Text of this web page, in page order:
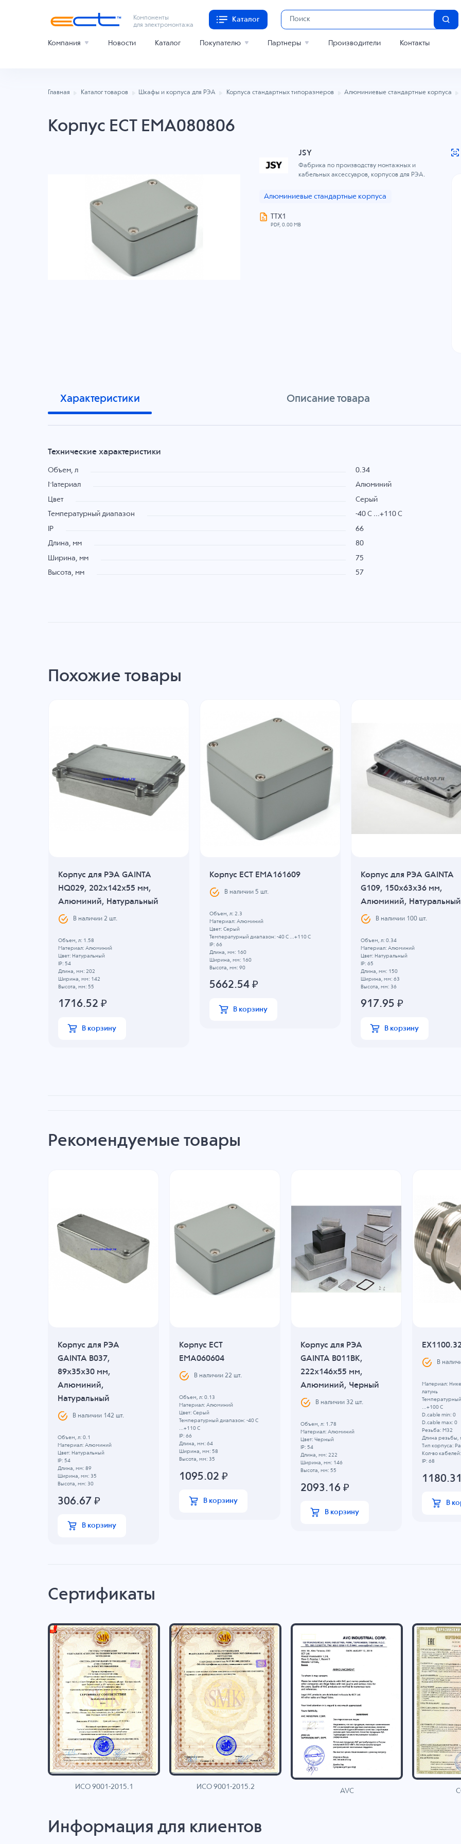
Компоненты
для электромонтажа
Каталог
Компания Новости Каталог Покупателю Партнеры Производители Контакты
Главная Каталог товаров Шкафы и корпуса для РЭА Корпуса стандартных типоразмеров Алюминиевые стандартные корпуса
Корпус ECT EMA080806
JSY
Фабрика по производству монтажных и
кабельных аксессуаров, корпусов для РЭА.
Алюминиевые стандартные корпуса
ТТХ1
PDF, 0.00 MB
Характеристики Описание товара
Технические характеристики
Объем, л 0.34
Материал Алюминий
Цвет Серый
Температурный диапазон -40 C ...+110 C
IP 66
Длина, мм 80
Ширина, мм 75
Высота, мм 57
Похожие товары
Корпус для РЭА GAINTA
HQ029, 202x142x55 мм,
Алюминий, Натуральный
В наличии 2 шт.
Объем, л: 1.58
Материал: Алюминий
Цвет: Натуральный
IP: 54
Длина, мм: 202
Ширина, мм: 142
Высота, мм: 55
1716.52 ₽
В корзину
Корпус ECT EMA161609
В наличии 5 шт.
Объем, л: 2.3
Материал: Алюминий
Цвет: Серый
Температурный диапазон: -40 C ...+110 C
IP: 66
Длина, мм: 160
Ширина, мм: 160
Высота, мм: 90
5662.54₽
В корзину
Корпус для РЭА GAINTA
G109, 150x63x36 мм,
Алюминий, Натуральный
В наличии 100шт.
Объем, л: 0.34
Материал: Алюминий
Цвет: Натуральный
IP: 65
Длина, мм: 150
Ширина, мм: 63
Высота, мм: 36
917.95 ₽
В корзину
Рекомендуемые товары
Корпус для РЭА
GAINTA B037,
89x35x30 мм,
Алюминий,
Натуральный
В наличии 142 шт.
Объем, л: 0.1
Материал: Алюминий
Цвет: Натуральный
IP: 54
Длина, мм: 89
Ширина, мм: 35
Высота, мм: 30
306.67₽
В корзину
Корпус ECT
EMA060604
В наличии22 шт.
Объем, л: 0.13
Материал: Алюминий
Цвет: Серый
Температурный диапазон: -40 C
...+110 C
IP: 66
Длина, мм: 64
Ширина, мм: 58
Высота, мм: 35
1095.02 ₽
В корзину
Корпус для РЭА
GAINTA B011BK,
222x146x55 мм,
Алюминий, Черный
В наличии 32 шт.
Объем, л: 1.78
Материал: Алюминий
Цвет: Черный
IP: 54
Длина, мм: 222
Ширина, мм: 146
Высота, мм: 55
2093.16 ₽
В корзину
В
Материал:
латунь
...+100 C
D.cable min: 0
D.cable max: 0
Резьба: M32
Длина резьбы,
Тип корпуса:
Кол-во кабелей:
IP: 68
1180.31
В
Сертификаты
ИСО 9001-2015.1 ИСО 9001-2015.2
AVC
Информация для клиентов